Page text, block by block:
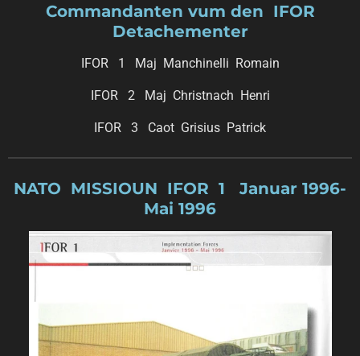
Commandanten vum den IFOR
Detachementer
IFOR 1 Maj Manchinelli Romain
IFOR 2 Maj Christnach Henri
IFOR 3 Caot Grisius Patrick
NATO MISSIOUN IFOR 1 Januar 1996-
Mai 1996